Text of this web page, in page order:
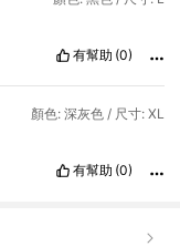
有幫助 (0)
顏色: 深灰色 / 尺寸: XL
有幫助 (0)